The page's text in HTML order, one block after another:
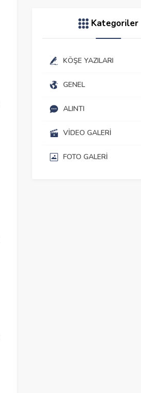
Kategoriler
KÖŞE YAZILARI
GENEL
ALINTI
VIDEO GALERI
FOTO GALERI